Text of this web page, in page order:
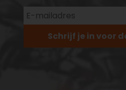
Schrijf je in voor